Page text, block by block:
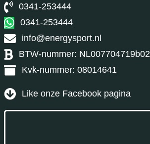
0341-253444
0341-253444
info@energysport.nl
BTW-nummer: NL007704719b02
Kvk-nummer: 08014641
Like onze Facebook pagina